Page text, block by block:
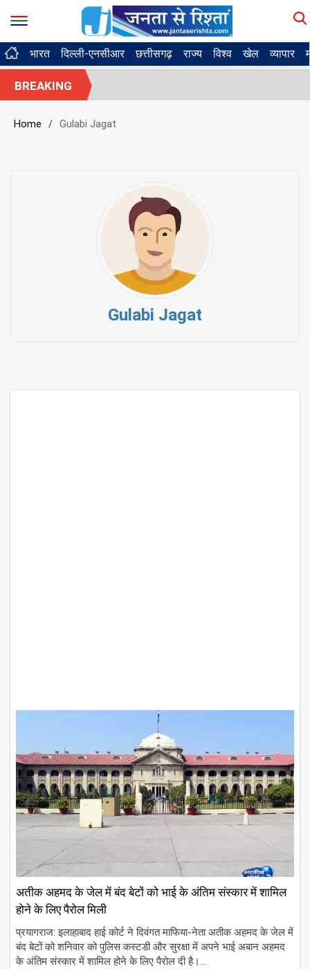
भारत दिल्ली-एनसीआर छत्तीसगढ़ राज्य विश्व खेल व्यापार
BREAKING
Home / Gulabi Jagat
Gulabi Jagat
अतीक अहमद के जेल में बंद बेटों को भाई के अंतिम संस्कार में शामिल
होने के लिए पैरोल मिली
प्रयागराज: इलाहाबाद हाई कोर्ट ने दिवंगत माफिया-नेता अतीक अहमद के जेल में
बंद बेटों को शनिवार को पुलिस कस्टडी और सुरक्षा में अपने भाई अबान अहमद
के अंतिम संस्कार में शामिल होने के लिए पैरोल दी है।...